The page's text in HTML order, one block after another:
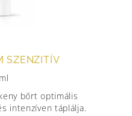
SZENZITÍV
bőrt optimális
intenzíven táplálja.